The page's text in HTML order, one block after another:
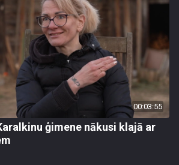
00:03:55
ģimene nākusi klajā ar